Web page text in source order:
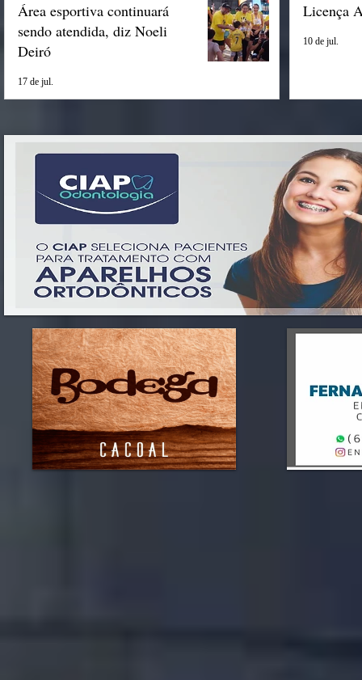
Área esportiva continuará
sendo atendida, diz Noeli
Deiró
17 de jul.
Licença
10 de jul.